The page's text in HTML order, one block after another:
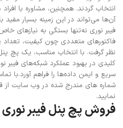
انتخاب گردند. همچنین، مشاوره با
آن‌ها می‌تواند در این زمینه بسیار
فیبر نوری نه‌تنها بستگی به نیازهای
فاکتورهای متعددی چون کیفیت، تعداد
نظر گرفت. با انتخاب مناسب، یک پچ
کلیدی در بهبود عملکرد شبکه‌های فیبر
سریع و ایمن داده‌ها را فراهم آورد.با
شماره های مندرج شده در وب سایت از
نمایید.
فروش پچ پنل فیبر نوری